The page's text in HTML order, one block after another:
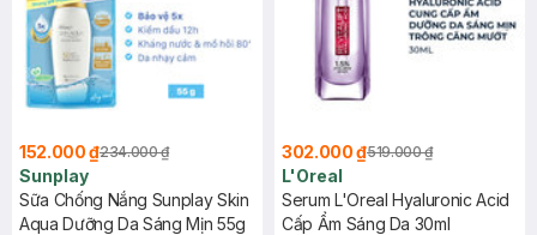
152.000 ₫234.000 ₫
Sunplay
Sữa Chống Nắng Sunplay Skin
Aqua Dưỡng Da Sáng Mịn 55g
302.000 ₫519.000 ₫
L'Oreal
Serum L'Oreal Hyaluronic Acid
Cấp Ẩm Sáng Da 30ml